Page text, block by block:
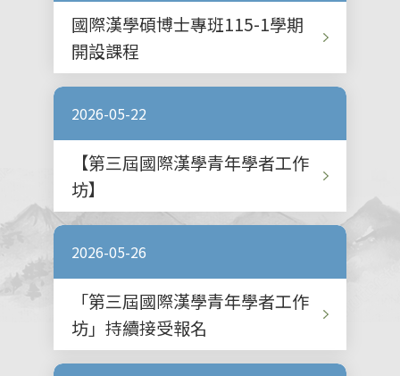
國際漢學碩博士專班115-1學期
開設課程
2026-05-22
【第三屆國際漢學青年學者工作
坊】
2026-05-26
「第三屆國際漢學青年學者工作
坊」持續接受報名